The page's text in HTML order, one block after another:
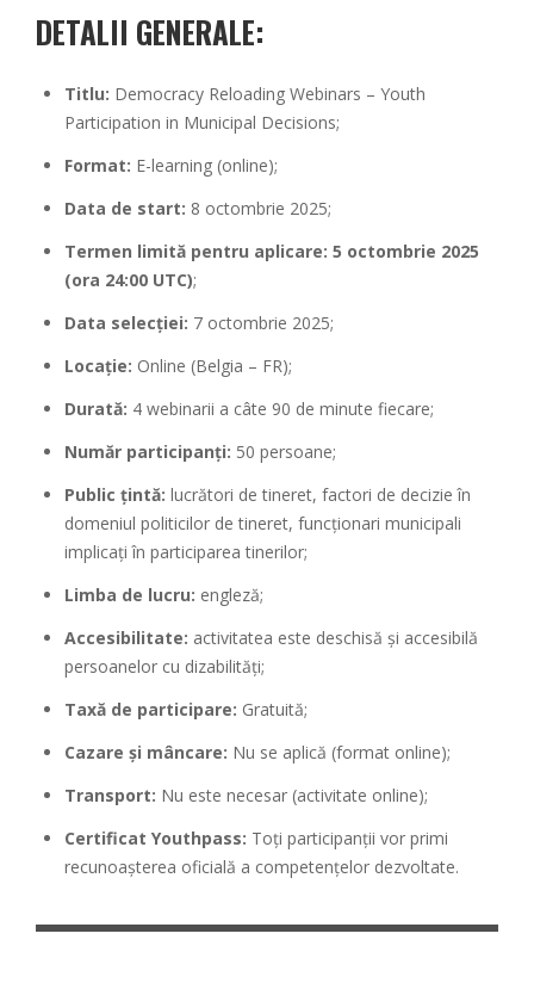
DETALII GENERALE:
Titlu: Democracy Reloading Webinars – Youth
Participation in Municipal Decisions;
Format: E-learning (online);
Data de start: 8 octombrie 2025;
Termen limită pentru aplicare: 5 octombrie 2025
(ora 24:00 UTC);
Data selecției: 7 octombrie 2025;
Locație: Online (Belgia – FR);
Durată: 4 webinarii a câte 90 de minute fiecare;
Număr participanți: 50 persoane;
Public țintă: lucrători de tineret, factori de decizie în
domeniul politicilor de tineret, funcționari municipali
implicați în participarea tinerilor;
Limba de lucru: engleză;
Accesibilitate: activitatea este deschisă și accesibilă
persoanelor cu dizabilități;
Taxă de participare: Gratuită;
Cazare și mâncare: Nu se aplică (format online);
Transport: Nu este necesar (activitate online);
Certificat Youthpass: Toți participanții vor primi
recunoașterea oficială a competențelor dezvoltate.